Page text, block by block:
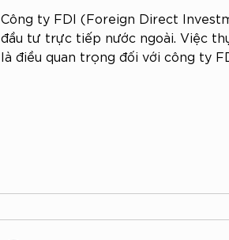
Công ty FDI (Foreign Direct
đầu tư trực tiếp nước ngoài. Việc
là điều quan trọng đối với công ty